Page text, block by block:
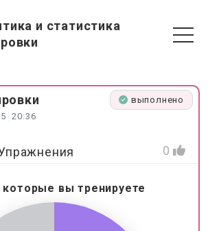
и статистика
20:36
выполнено
0
вы тренируете